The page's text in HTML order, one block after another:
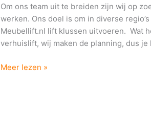
Om ons team uit te breiden zijn wij op
werken. Ons doel is om in diverse
Meubellift.nl lift klussen uitvoeren. Wat
verhuislift, wij maken de planning, dus je
partner
regio
Gorinchem
of
Meer lezen »